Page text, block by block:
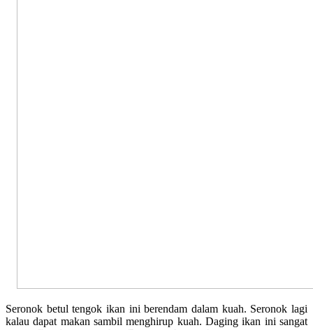
Seronok betul tengok ikan ini berendam dalam kuah. Seronok lagi
kalau dapat makan sambil menghirup kuah. Daging ikan ini sangat